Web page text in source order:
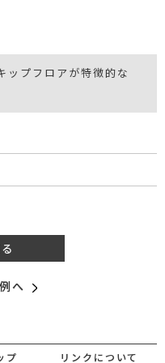
ップフロアが特徴的な
へ
プ リンクについて